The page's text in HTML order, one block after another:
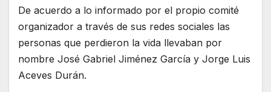
De acuerdo a lo informado por el propio comité
organizador a través de sus redes sociales las
personas que perdieron la vida llevaban por
nombre José Gabriel Jiménez García y Jorge Luis
Aceves Durán.